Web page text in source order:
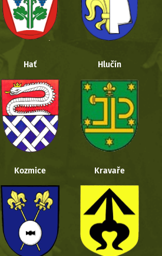
Hať Hlučín
Kozmice Kravaře